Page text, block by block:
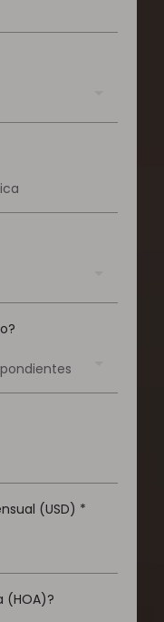
(USD) *
(HOA)?